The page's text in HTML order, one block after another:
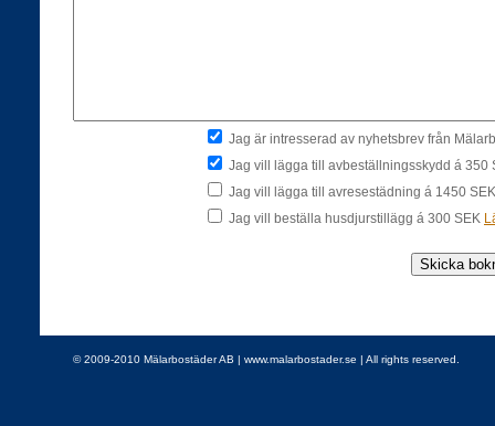
Jag är intresserad av nyhetsbrev från
Jag vill lägga till avbeställningsskydd á 350
Jag vill lägga till avresestädning á 1450
Jag vill beställa husdjurstillägg á 300 SEK
© 2009-2010 Mälarbostäder AB | www.malarbostader.se | All rights reserved.